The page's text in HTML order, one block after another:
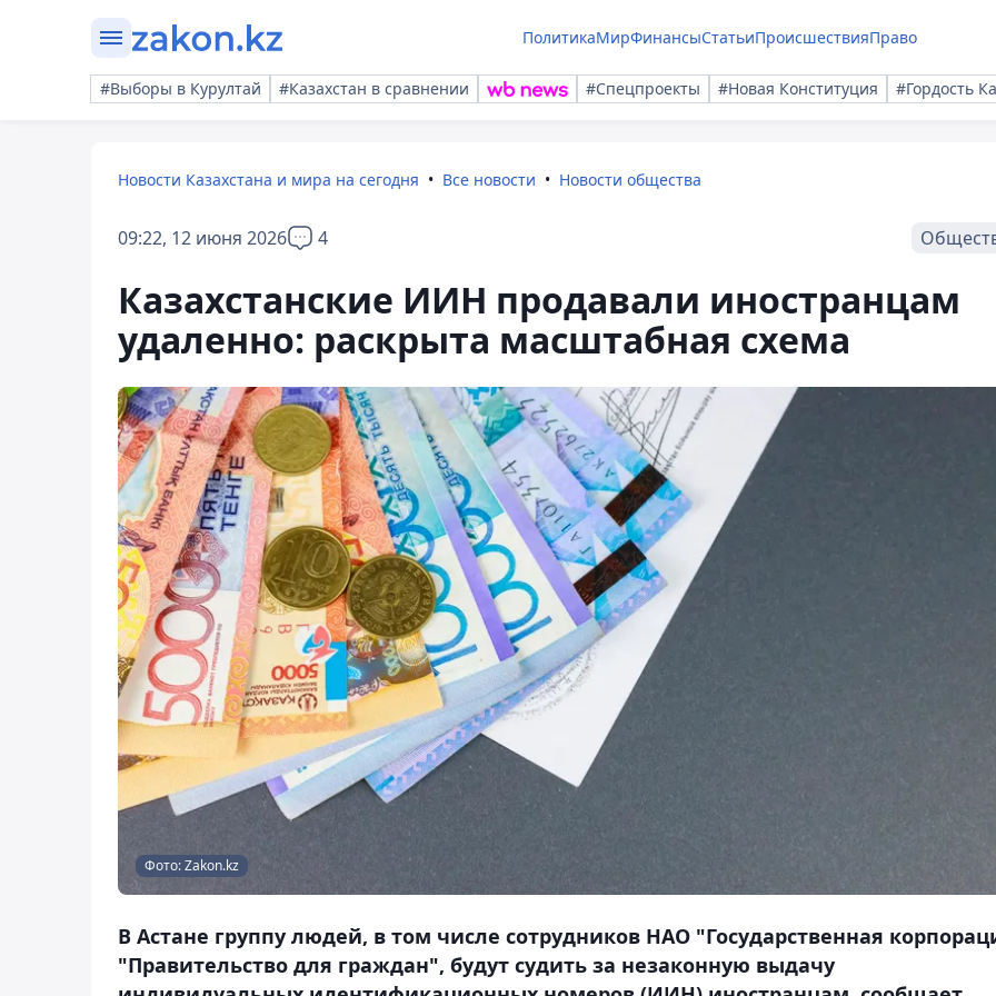
ПолитикаМирФинансыСтатьиПроисшествияПраво
#Выборы в Курултай #Казахстан в сравнении #Спецпроекты #Новая Конституция #Гордость
Новости Казахстана и мира на сегодня Все новости Новости общества
09:22, 12 июня 2026 4
Казахстанские ИИН продавали иностранцам
удаленно: раскрыта масштабная схема
Фото: Zakon.kz
В Астане группу людей, в том числе сотрудников НАО "Государственная
"Правительство для граждан", будут судить за незаконную выдачу